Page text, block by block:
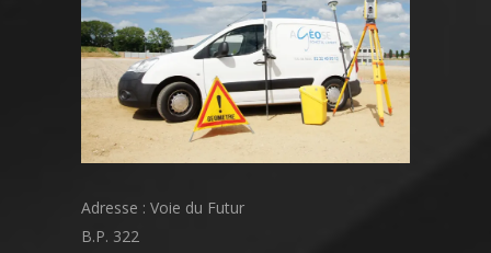
Adresse : Voie du Futur
B.P. 322